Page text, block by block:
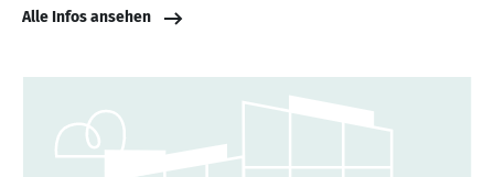
Alle Infos ansehen